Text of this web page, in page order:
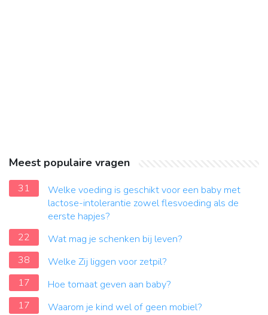
Meest populaire vragen
31
Welke voeding is geschikt voor een baby met
lactose-intolerantie zowel flesvoeding als de
eerste hapjes?
22
Wat mag je schenken bij leven?
38
Welke Zij liggen voor zetpil?
17
Hoe tomaat geven aan baby?
17
Waarom je kind wel of geen mobiel?